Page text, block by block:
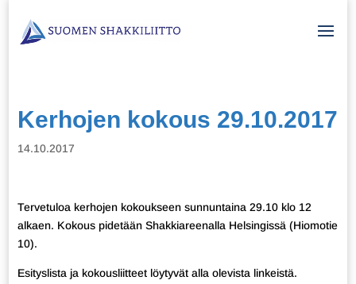
Kerhojen kokous 29.10.2017
14.10.2017
Tervetuloa kerhojen kokoukseen sunnuntaina 29.10 klo 12
alkaen. Kokous pidetään Shakkiareenalla Helsingissä (Hiomotie
10).
Esityslista ja kokousliitteet löytyvät alla olevista linkeistä.